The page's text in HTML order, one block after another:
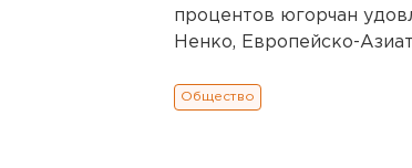
процентов югорчан
Ненко, Европейско-
Общество